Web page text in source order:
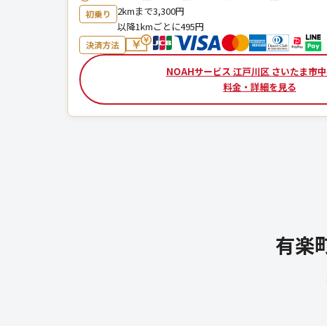
初乗り
2kmまで3,300円
以降1kmごとに495円
決済方法
NOAHサービス 江戸川区 さいたま市
料金・詳細を見る
有楽